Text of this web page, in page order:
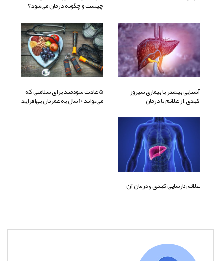
چیست و چگونه درمان می‌شود؟
آشنایی بیشتر با بیماری سیروز
کبدی، از علائم تا درمان
5 عادت سودمند برای سلامتی که
می‌تواند 10 سال به عمرتان بی‌افزاید
علائم نارسایی کبدی و درمان آن